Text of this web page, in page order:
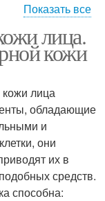
в домашних
условиях
Показать все
лица.
кожи
лица
обладающие
и
они
их в
средств.
способна: